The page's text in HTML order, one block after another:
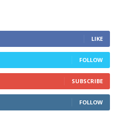
LIKE
FOLLOW
SUBSCRIBE
FOLLOW